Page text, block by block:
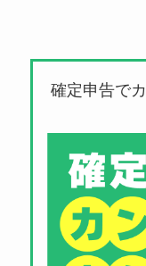
確定申告で